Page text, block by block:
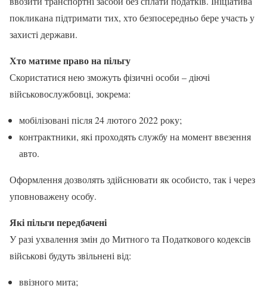
покликана підтримати тих, хто безпосередньо бере участь у
захисті держави.
Хто матиме право на пільгу
Скористатися нею зможуть фізичні особи – діючі
військовослужбовці, зокрема:
мобілізовані після 24 лютого 2022 року;
контрактники, які проходять службу на момент ввезення
авто.
Оформлення дозволять здійснювати як особисто, так і через
уповноважену особу.
Які пільги передбачені
У разі ухвалення змін до Митного та Податкового кодексів
військові будуть звільнені від:
ввізного мита;